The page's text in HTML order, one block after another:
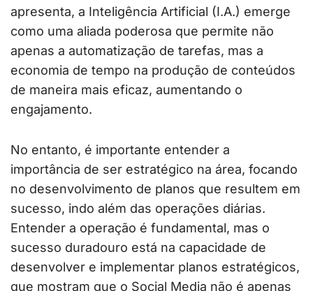
apresenta, a Inteligência Artificial (I.A.) emerge
como uma aliada poderosa que permite não
apenas a automatização de tarefas, mas a
economia de tempo na produção de conteúdos
de maneira mais eficaz, aumentando o
engajamento.
No entanto, é importante entender a
importância de ser estratégico na área, focando
no desenvolvimento de planos que resultem em
sucesso, indo além das operações diárias.
Entender a operação é fundamental, mas o
sucesso duradouro está na capacidade de
desenvolver e implementar planos estratégicos,
que mostram que o Social Media não é apenas